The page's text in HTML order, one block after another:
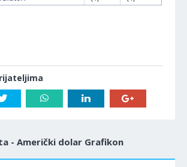
- Američki dolar Grafikon